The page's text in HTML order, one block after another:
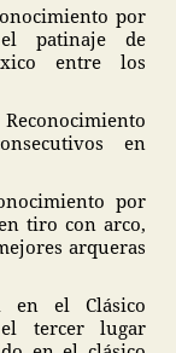
por
patinaje de
entre los
en
por
tiro con arco,
arqueras
en el Clásico
tercer lugar